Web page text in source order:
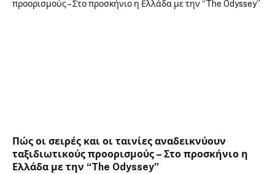
Πώς οι σειρές και οι ταινίες αναδεικνύουν
ταξιδιωτικούς προορισμούς – Στο προσκήνιο η
Ελλάδα με την “The Odyssey”